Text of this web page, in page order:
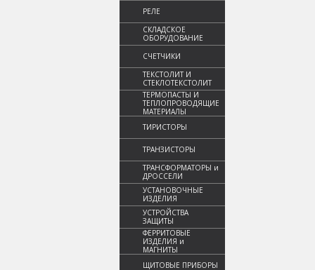
РЕЛЕ
СКЛАДСКОЕ
ОБОРУДОВАНИЕ
СЧЕТЧИКИ
ТЕКСТОЛИТ И
СТЕКЛОТЕКСТОЛИТ
ТЕРМОПАСТЫ И
ТЕПЛОПРОВОДЯЩИЕ
МАТЕРИАЛЫ
ТИРИСТОРЫ
ТРАНЗИСТОРЫ
ТРАНСФОРМАТОРЫ и
ДРОССЕЛИ
УСТАНОВОЧНЫЕ
ИЗДЕЛИЯ
УСТРОЙСТВА
ЗАЩИТЫ
ФЕРРИТОВЫЕ
ИЗДЕЛИЯ и
МАГНИТЫ
ЩИТОВЫЕ ПРИБОРЫ